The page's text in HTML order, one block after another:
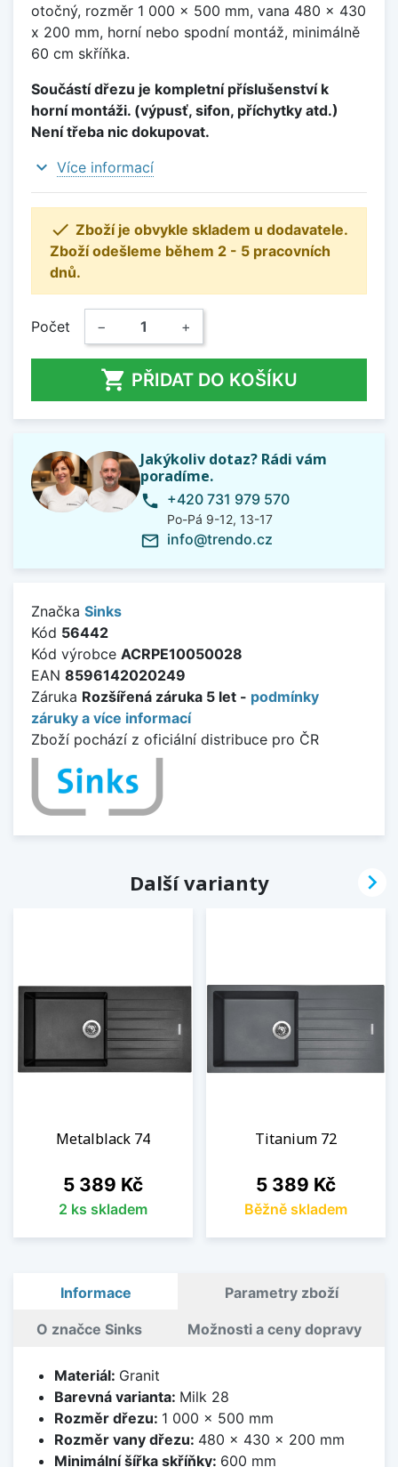
otočný, rozměr 1 000 x 500 mm, vana 480 x 430
x 200 mm, horní nebo spodní montáž, minimálně
60 cm skříňka.
Součástí dřezu je kompletní příslušenství k
horní montáži. (výpusť, sifon, příchytky atd.)
Není třeba nic dokupovat.
expand_more Více informací
 Zboží je obvykle skladem u dodavatele.
Zboží odešleme během 2 - 5 pracovních
dnů.
Počet − +
 PŘIDAT DO KOŠÍKU
Jakýkoliv dotaz? Rádi vám
poradíme.
phone +420 731 979 570
Po-Pá 9-12, 13-17
mail_outline info@trendo.cz
Značka Sinks
Kód 56442
Kód výrobce ACRPE10050028
EAN 8596142020249
Záruka Rozšířená záruka 5 let - podmínky
záruky a více informací
Zboží pochází z oficiální distribuce pro ČR
Další varianty
Metalblack 74
Cena
5 389 Kč
2 ks skladem
Titanium 72
Cena
5 389 Kč
Běžně skladem

Informace Parametry zboží
O značce Sinks Možnosti a ceny dopravy
Materiál: Granit
Barevná varianta: Milk 28
Rozměr dřezu: 1 000 x 500 mm
Rozměr vany dřezu: 480 x 430 x 200 mm
Minimální šířka skříňky: 600 mm